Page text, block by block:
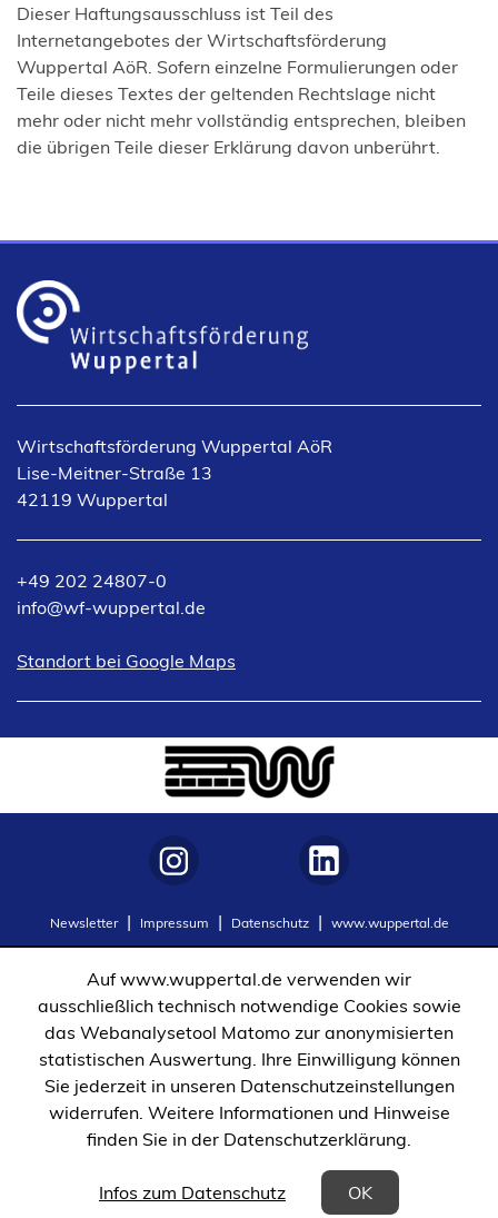
Dieser Haftungsausschluss ist Teil des
Internetangebotes der Wirtschaftsförderung
Wuppertal AöR. Sofern einzelne Formulierungen oder
Teile dieses Textes der geltenden Rechtslage nicht
mehr oder nicht mehr vollständig entsprechen, bleiben
die übrigen Teile dieser Erklärung davon unberührt.
Wirtschaftsförderung Wuppertal AöR
Lise-Meitner-Straße 13
42119 Wuppertal
+49 202 24807-0
info
wf-wuppertal de
Standort bei Google Maps
(Öffnet
neuen
Newsletter
in
Impressum Datenschutz www.wuppertal.de
in
Auf www.wuppertal.de verwenden wir
ausschließlich technisch notwendige Cookies sowie
das Webanalysetool Matomo zur anonymisierten
statistischen Auswertung. Ihre Einwilligung können
Sie jederzeit in unseren Datenschutzeinstellungen
widerrufen. Weitere Informationen und Hinweise
finden Sie in der Datenschutzerklärung.
Infos zum Datenschutz
(Öffnet in einem neuen Tab) OK